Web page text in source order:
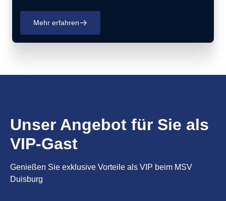
Mehr erfahren􀄫
Unser Angebot für Sie als
VIP-Gast
Genießen Sie exklusive Vorteile als VIP beim MSV
Duisburg